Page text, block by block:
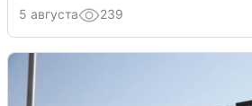
5 августа 239